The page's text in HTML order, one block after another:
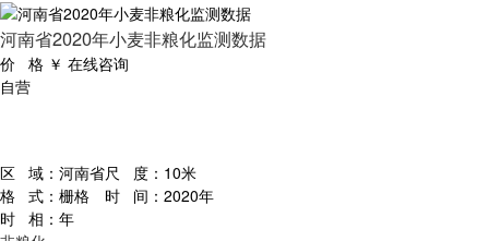
河南省2020年小麦非粮化监测数据
价 格 ￥ 在线咨询
自营
区 域： 河南省尺 度： 10米
格 式： 栅格 时 间： 2020年
时 相： 年